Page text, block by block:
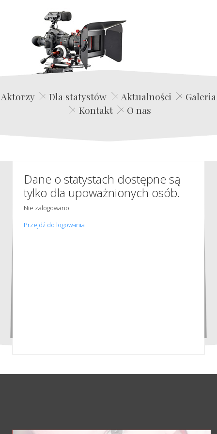
Edwin Film Agencja Aktorska
Aktorzy Dla statystów Aktualności
Galeria
Kontakt
O nas
Dane o statystach dostępne są
tylko dla upoważnionych osób.
Nie zalogowano
Przejdź do logowania